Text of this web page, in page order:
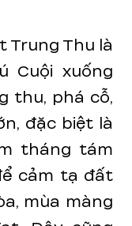
Trung Thu là
Cuội xuống
thu, phá cỗ,
đặc biệt là
tháng tám
cảm tạ đất
mùa màng